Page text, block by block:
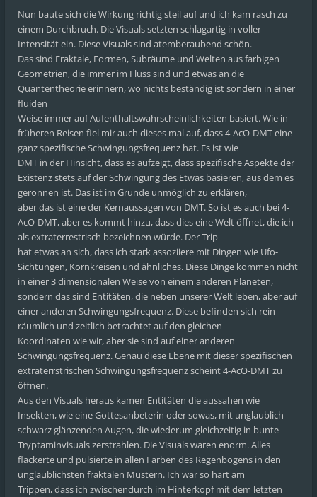
Nun baute sich die Wirkung richtig steil auf und ich kam rasch zu
einem Durchbruch. Die Visuals setzten schlagartig in voller
Intensität ein. Diese Visuals sind atemberaubend schön.
Das sind Fraktale, Formen, Subräume und Welten aus farbigen
Geometrien, die immer im Fluss sind und etwas an die
Quantentheorie erinnern, wo nichts beständig ist sondern in einer
fluiden
Weise immer auf Aufenthaltswahrscheinlichkeiten basiert. Wie in
früheren Reisen fiel mir auch dieses mal auf, dass 4-AcO-DMT eine
ganz spezifische Schwingungsfrequenz hat. Es ist wie
DMT in der Hinsicht, dass es aufzeigt, dass spezifische Aspekte der
Existenz stets auf der Schwingung des Etwas basieren, aus dem es
geronnen ist. Das ist im Grunde unmöglich zu erklären,
aber das ist eine der Kernaussagen von DMT. So ist es auch bei 4-
AcO-DMT, aber es kommt hinzu, dass dies eine Welt öffnet, die ich
als extraterrestrisch bezeichnen würde. Der Trip
hat etwas an sich, dass ich stark assoziiere mit Dingen wie Ufo-
Sichtungen, Kornkreisen und ähnliches. Diese Dinge kommen nicht
in einer 3 dimensionalen Weise von einem anderen Planeten,
sondern das sind Entitäten, die neben unserer Welt leben, aber auf
einer anderen Schwingungsfrequenz. Diese befinden sich rein
räumlich und zeitlich betrachtet auf den gleichen
Koordinaten wie wir, aber sie sind auf einer anderen
Schwingungsfrequenz. Genau diese Ebene mit dieser spezifischen
extraterrstrischen Schwingungsfrequenz scheint 4-AcO-DMT zu
öffnen.
Aus den Visuals heraus kamen Entitäten die aussahen wie
Insekten, wie eine Gottesanbeterin oder sowas, mit unglaublich
schwarz glänzenden Augen, die wiederum gleichzeitig in bunte
Tryptaminvisuals zerstrahlen. Die Visuals waren enorm. Alles
flackerte und pulsierte in allen Farben des Regenbogens in den
unglaublichsten fraktalen Mustern. Ich war so hart am
Trippen, dass ich zwischendurch im Hinterkopf mit dem letzten